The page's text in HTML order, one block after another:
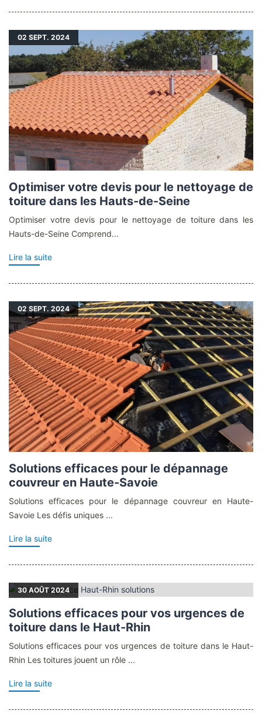
02 SEPT. 2024
Optimiser votre devis pour le nettoyage de
toiture dans les Hauts-de-Seine
Optimiser votre devis pour le nettoyage de toiture dans les
Hauts-de-Seine Comprend...
Lire la suite
02 SEPT. 2024
Solutions efficaces pour le dépannage
couvreur en Haute-Savoie
Solutions efficaces pour le dépannage couvreur en Haute-
Savoie Les défis uniques ...
Lire la suite
30AOÛT 2024
Solutions efficaces pour vos urgences de
toiture dans le Haut-Rhin
Solutions efficaces pour vos urgences de toiture dans le Haut-
Rhin Les toitures jouent un rôle ...
Lire la suite